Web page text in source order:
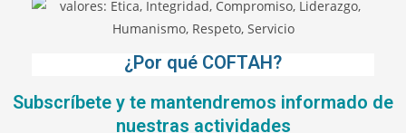
¿Por qué COFTAH?
Subscríbete y te mantendremos informado de
nuestras actividades